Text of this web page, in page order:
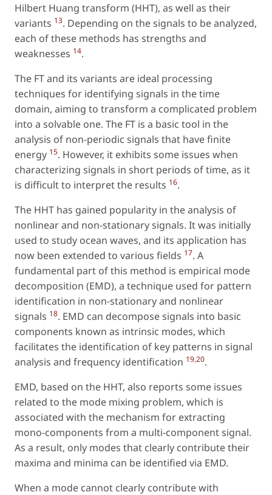
Hilbert Huang transform (HHT), as well as their
variants 13. Depending on the signals to be analyzed,
each of these methods has strengths and
weaknesses 14.
The FT and its variants are ideal processing
techniques for identifying signals in the time
domain, aiming to transform a complicated problem
into a solvable one. The FT is a basic tool in the
analysis of non-periodic signals that have finite
energy 15. However, it exhibits some issues when
characterizing signals in short periods of time, as it
is difficult to interpret the results 16.
The HHT has gained popularity in the analysis of
nonlinear and non-stationary signals. It was initially
used to study ocean waves, and its application has
now been extended to various fields 17. A
fundamental part of this method is empirical mode
decomposition (EMD), a technique used for pattern
identification in non-stationary and nonlinear
signals 18. EMD can decompose signals into basic
components known as intrinsic modes, which
facilitates the identification of key patterns in signal
analysis and frequency identification 19,20.
EMD, based on the HHT, also reports some issues
related to the mode mixing problem, which is
associated with the mechanism for extracting
mono-components from a multi-component signal.
As a result, only modes that clearly contribute their
maxima and minima can be identified via EMD.
When a mode cannot clearly contribute with